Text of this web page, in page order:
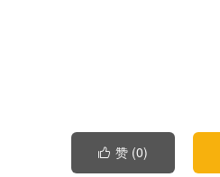
 赞 (0)